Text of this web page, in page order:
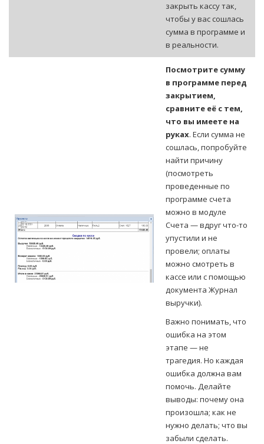
закрыть кассу так,
чтобы у вас сошлась
сумма в программе и
в реальности.
Посмотрите сумму
в программе перед
закрытием,
сравните её с тем,
что вы имеете на
руках. Если сумма не
сошлась, попробуйте
найти причину
(посмотреть
проведенные по
программе счета
можно в модуле
Счета — вдруг что-то
упустили и не
провели; оплаты
можно смотреть в
кассе или с помощью
документа Журнал
выручки).
Важно понимать, что
ошибка на этом
этапе — не
трагедия. Но каждая
ошибка должна вам
помочь. Делайте
выводы: почему она
произошла; как не
нужно делать; что вы
забыли сделать.